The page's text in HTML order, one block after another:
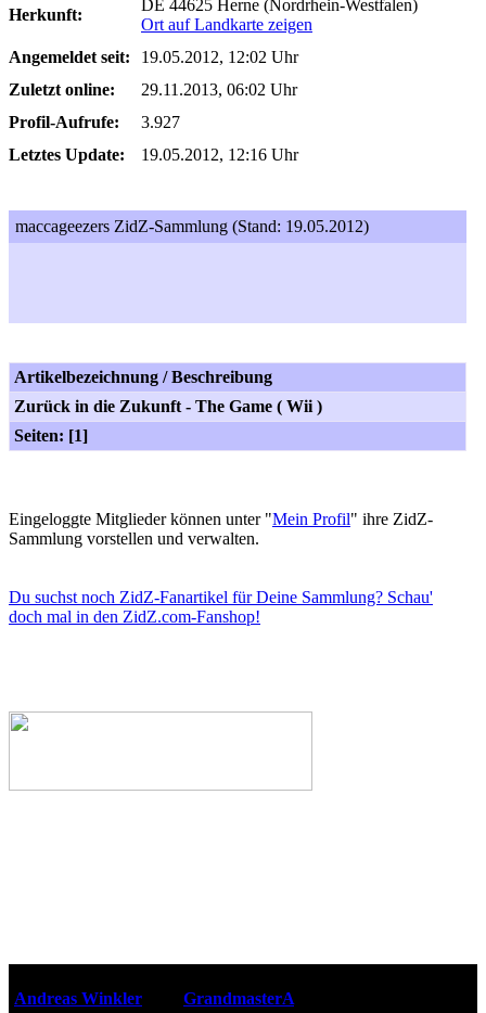
Herkunft:
DE 44625 Herne (Nordrhein-Westfalen)
Ort auf Landkarte zeigen
Angemeldet seit:
19.05.2012, 12:02 Uhr
Zuletzt online:
29.11.2013, 06:02 Uhr
Profil-Aufrufe:
3.927
Letztes Update:
19.05.2012, 12:16 Uhr
maccageezers ZidZ-Sammlung (Stand: 19.05.2012)
Artikelbezeichnung / Beschreibung
Zurück in die Zukunft - The Game ( Wii )
Seiten: [1]
Eingeloggte Mitglieder können unter "Mein Profil" ihre ZidZ-
Sammlung vorstellen und verwalten.
Du suchst noch ZidZ-Fanartikel für Deine Sammlung? Schau'
doch mal in den ZidZ.com-Fanshop!
Andreas Winkler
GrandmasterA